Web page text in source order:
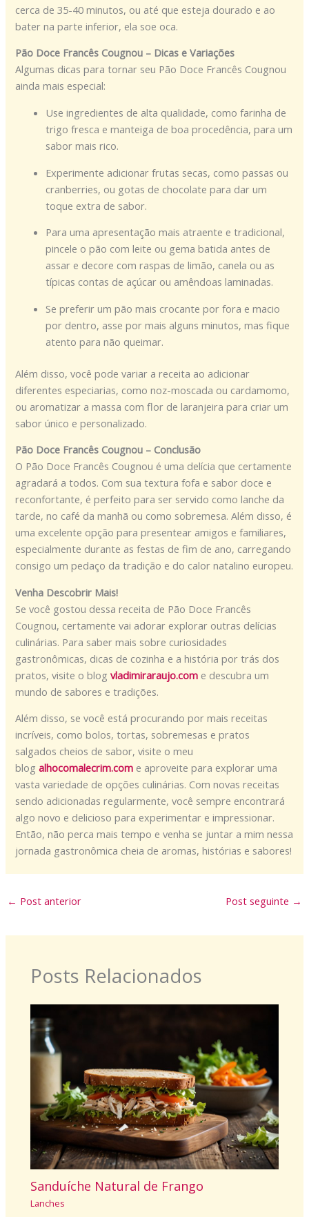
cerca de 35-40 minutos, ou até que esteja dourado e ao
bater na parte inferior, ela soe oca.
Pão Doce Francês Cougnou – Dicas e Variações
Algumas dicas para tornar seu Pão Doce Francês Cougnou
ainda mais especial:
Use ingredientes de alta qualidade, como farinha de
trigo fresca e manteiga de boa procedência, para um
sabor mais rico.
Experimente adicionar frutas secas, como passas ou
cranberries, ou gotas de chocolate para dar um
toque extra de sabor.
Para uma apresentação mais atraente e tradicional,
pincele o pão com leite ou gema batida antes de
assar e decore com raspas de limão, canela ou as
típicas contas de açúcar ou amêndoas laminadas.
Se preferir um pão mais crocante por fora e macio
por dentro, asse por mais alguns minutos, mas fique
atento para não queimar.
Além disso, você pode variar a receita ao adicionar
diferentes especiarias, como noz-moscada ou cardamomo,
ou aromatizar a massa com flor de laranjeira para criar um
sabor único e personalizado.
Pão Doce Francês Cougnou – Conclusão
O Pão Doce Francês Cougnou é uma delícia que certamente
agradará a todos. Com sua textura fofa e sabor doce e
reconfortante, é perfeito para ser servido como lanche da
tarde, no café da manhã ou como sobremesa. Além disso, é
uma excelente opção para presentear amigos e familiares,
especialmente durante as festas de fim de ano, carregando
consigo um pedaço da tradição e do calor natalino europeu.
Venha Descobrir Mais!
Se você gostou dessa receita de Pão Doce Francês
Cougnou, certamente vai adorar explorar outras delícias
culinárias. Para saber mais sobre curiosidades
gastronômicas, dicas de cozinha e a história por trás dos
pratos, visite o blogvladimiraraujo.com e descubra um
mundo de sabores e tradições.
Além disso, se você está procurando por mais receitas
incríveis, como bolos, tortas, sobremesas e pratos
salgados cheios de sabor, visite o meu
blogalhocomalecrim.com e aproveite para explorar uma
vasta variedade de opções culinárias. Com novas receitas
sendo adicionadas regularmente, você sempre encontrará
algo novo e delicioso para experimentar e impressionar.
Então, não perca mais tempo e venha se juntar a mim nessa
jornada gastronômica cheia de aromas, histórias e sabores!
← Post anterior Post seguinte →
Posts Relacionados
Sanduíche Natural de Frango
Lanches